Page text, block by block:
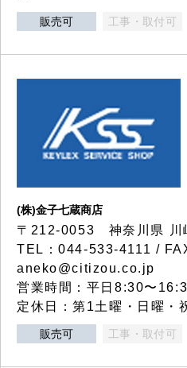
販売可 工事・取付可
(株)金子七蔵商店
〒212-0053 神奈川県 川
TEL：044-533-4111 /
aneko@citizou.co.jp
営業時間：平日8:30〜
定休日：第1土曜・日曜・
販売可 工事・取付可